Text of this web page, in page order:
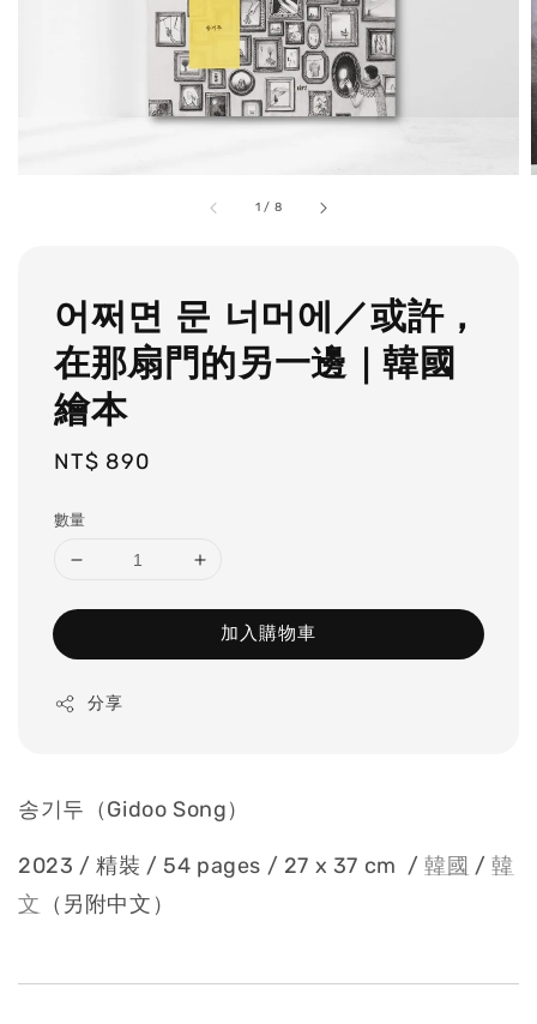
1 / 8
어쩌면 문 너머에／或許，
在那扇門的另一邊｜韓國
繪本
Regular
NT$ 890
數量
加入購物車
分享
송기두（Gidoo Song）
2023 / 精裝 / 54 pages / 27 x 37 cm /韓國 /韓
文 （另附中文）